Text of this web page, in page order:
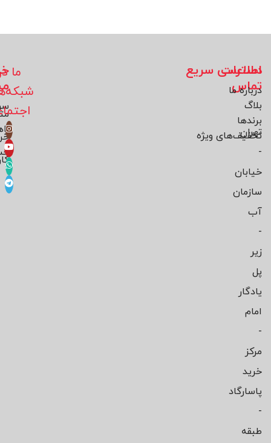
اطلاعات
تماس
تهران
-
خیابان
سازمان
آب
-
زیر
پل
یادگار
امام
-
مرکز
خرید
پاسارگاد
-
طبقه
دسترسی سریع
درباره ما
بلاگ
برند‌ها
تخفیف‌های ویژه
ما